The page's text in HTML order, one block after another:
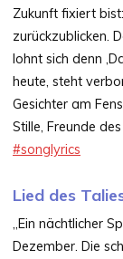
Zukunft fixiert
zurückzublicken.
lohnt sich denn
heute, steht
Gesichter am
Stille, Freunde
#songlyrics
Lied des
„Ein nächtlicher
Dezember. Die